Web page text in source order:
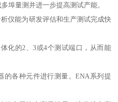
埠量测并进一步提高测试产能。
仪能为研发评估和生产测试完成快
化的2、3或4个测试端口，从而能
的各种元件进行测量。ENA系列提